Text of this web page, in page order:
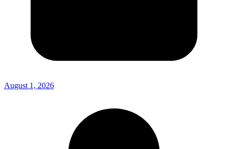
August 1, 2026